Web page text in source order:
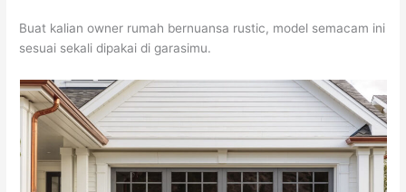
Buat kalian owner rumah bernuansa rustic, model semacam ini
sesuai sekali dipakai di garasimu.